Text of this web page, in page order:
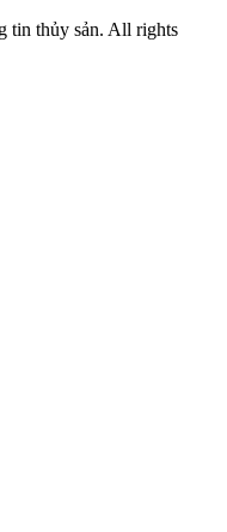
tin thủy sản. All rights